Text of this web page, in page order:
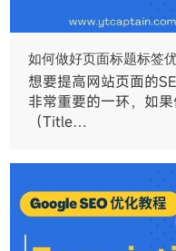
如何做好页面标题标签
想要提高网站页面的
非常重要的一环，如
（Title…